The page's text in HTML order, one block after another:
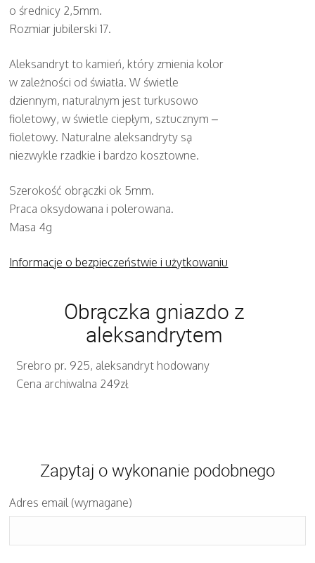
o średnicy 2,5mm.
Rozmiar jubilerski 17.
Aleksandryt to kamień, który zmienia kolor
w zależności od światła. W świetle
dziennym, naturalnym jest turkusowo
fioletowy, w świetle ciepłym, sztucznym –
fioletowy. Naturalne aleksandryty są
niezwykle rzadkie i bardzo kosztowne.
Szerokość obrączki ok 5mm.
Praca oksydowana i polerowana.
Masa 4g
Informacje o bezpieczeństwie i użytkowaniu
Obrączka gniazdo z
aleksandrytem
Srebro pr. 925, aleksandryt hodowany
Cena archiwalna 249zł
Zapytaj o wykonanie podobnego
Adres email (wymagane)